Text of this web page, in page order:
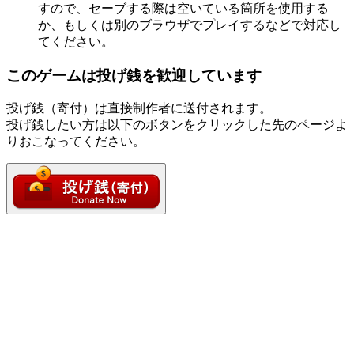
すので、セーブする際は空いている箇所を使用する
か、もしくは別のブラウザでプレイするなどで対応し
てください。
このゲームは投げ銭を歓迎しています
投げ銭（寄付）は直接制作者に送付されます。
投げ銭したい方は以下のボタンをクリックした先のページよ
りおこなってください。